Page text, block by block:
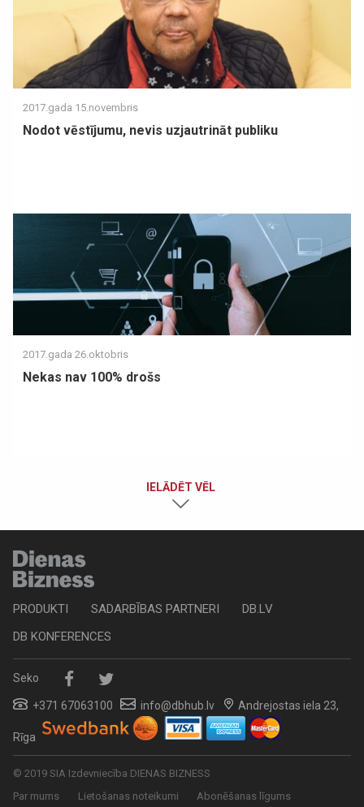
2017.gada 15.novembris
Nodot vēstījumu, nevis uzjautrināt publiku
2017.gada 26.oktobris
Nekas nav 100% drošs
IELĀDĒT VĒL
PRODUKTI SADARBĪBAS PARTNERI
DB.LV
DB KONFERENCES
Seko
+371 67063100 info@dbhub.lv Andrejostas iela 23,
Rīga
© 2019 SIA Izdevniecība DIENAS BIZNESS
Par mums
Lietošanas noteikumi Abonēšanas līgums